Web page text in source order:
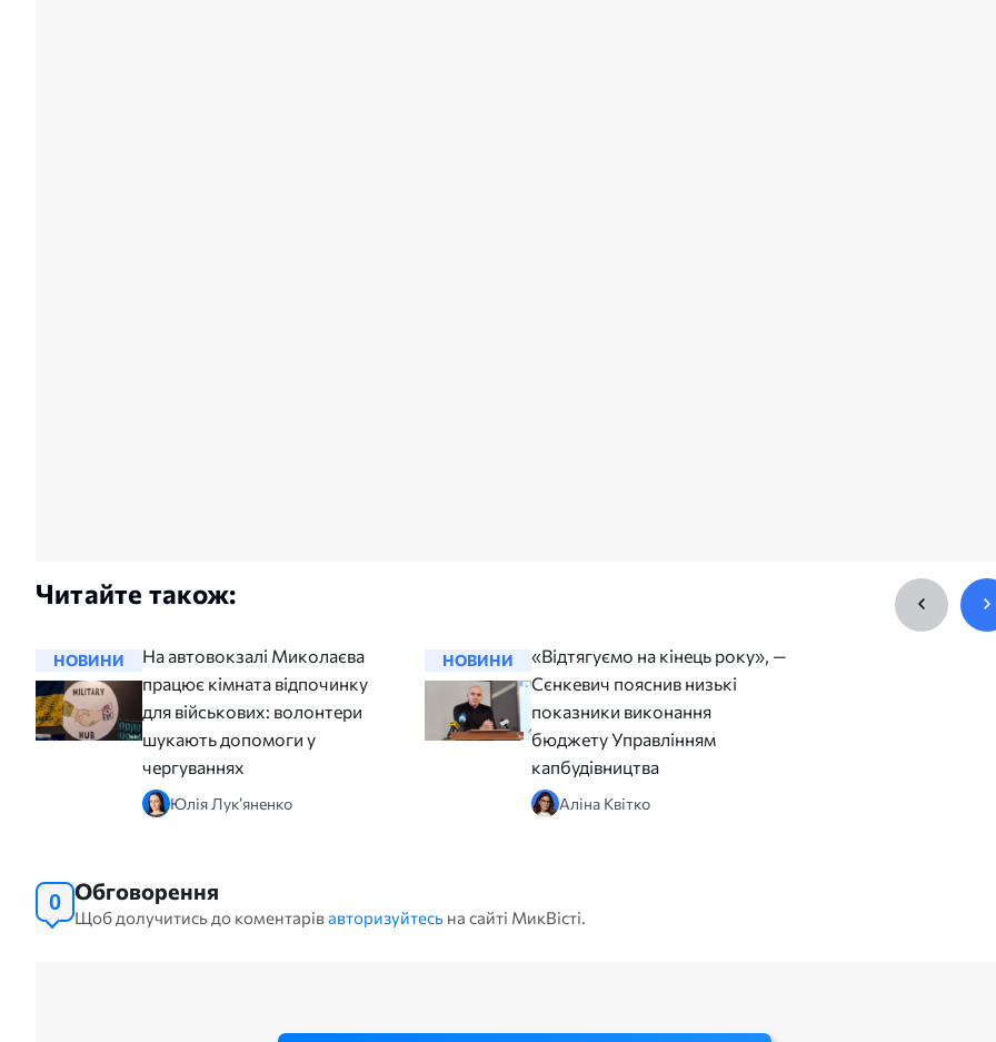
Читайте також:
НОВИНИ
На автовокзалі Миколаєва
працює кімната відпочинку
для військових: волонтери
шукають допомоги у
чергуваннях
Юлія Лук’яненко
НОВИНИ
«Відтягуємо на кінець року», —
Сєнкевич пояснив низькі
показники виконання
бюджету Управлінням
капбудівництва
Аліна Квітко
0 Обговорення
Щоб долучитись до коментарівавторизуйтесь на сайті МикВісті.